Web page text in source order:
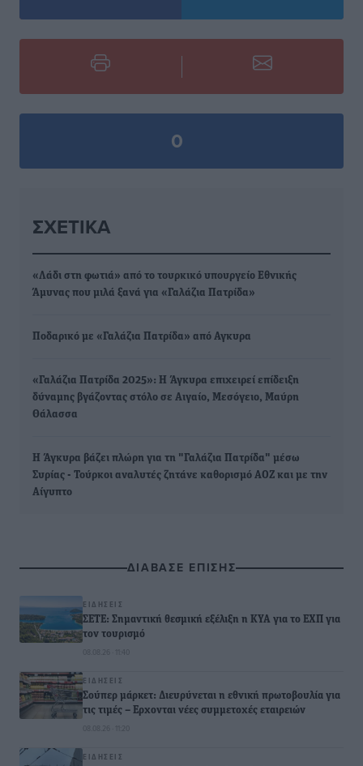
0
ΣΧΕΤΙΚΆ
«Λάδι στη φωτιά» από το τουρκικό υπουργείο Εθνικής
Άμυνας που μιλά ξανά για «Γαλάζια Πατρίδα»
Ποδαρικό με «Γαλάζια Πατρίδα» από Αγκυρα
«Γαλάζια Πατρίδα 2025»: Η Άγκυρα επιχειρεί επίδειξη
δύναμης βγάζοντας στόλο σε Αιγαίο, Μεσόγειο, Μαύρη
Θάλασσα
Η Άγκυρα βάζει πλώρη για τη "Γαλάζια Πατρίδα" μέσω
Συρίας - Τούρκοι αναλυτές ζητάνε καθορισμό ΑΟΖ και με την
Αίγυπτο
ΔΙΑΒΑΣΕ ΕΠΙΣΗΣ
ΕΙΔΉΣΕΙΣ
ΣΕΤΕ: Σημαντική θεσμική εξέλιξη η ΚΥΑ για το ΕΧΠ για
τον τουρισμό
08.08.26 · 11:40
ΕΙΔΉΣΕΙΣ
Σούπερ μάρκετ: Διευρύνεται η εθνική πρωτοβουλία για
τις τιμές – Eρχονται νέες συμμετοχές εταιρειών
08.08.26 · 11:20
ΕΙΔΉΣΕΙΣ